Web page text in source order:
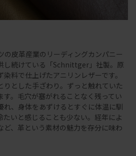
の皮革産業のリーディングカンパニー
し続けている「Schnittger」社製。原
料で仕上げたアニリンレザーです。
りとした手ざわり。ずっと触れていた
す。毛穴が塞がれることなく残ってい
れ、身体をあずけるとすぐに体温に馴
いと感じることも少ない。経年によ
ど、革という素材の魅力を存分に味わ